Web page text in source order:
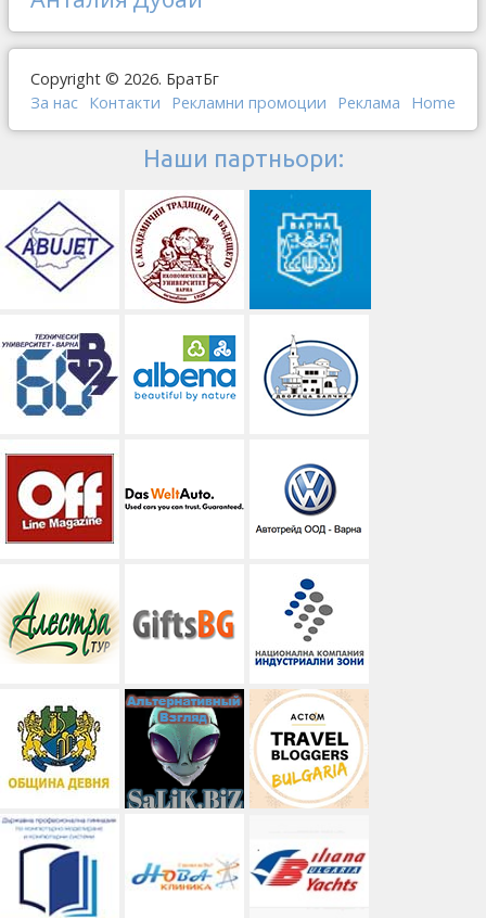
Copyright © 2026. БратБг
За нас Контакти Рекламни промоции Реклама Home
Наши партньори: